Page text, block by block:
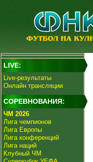
LIVE:
Live-результаты
Онлайн трансляции
СОРЕВНОВАНИЯ:
ЧМ 2026
Лига чемпионов
Лига Европы
Лига конференций
Лига наций
Клубный ЧМ